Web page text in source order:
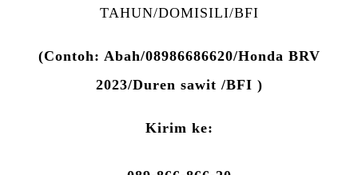
TAHUN/DOMISILI/BFI
(Contoh: Abah/08986686620/Honda BRV
2023/Duren sawit /BFI )
Kirim ke: